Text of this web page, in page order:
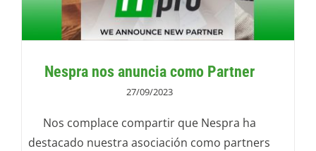
Nespra nos anuncia como Partner
27/09/2023
Nos complace compartir que Nespra ha
destacado nuestra asociación como partners